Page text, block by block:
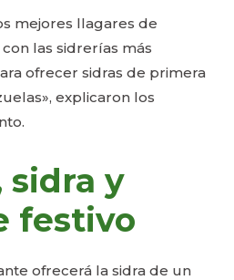
mejores llagares de
las sidrerías más
ofrecer sidras de primera
explicaron los
sidra y
festivo
ofrecerá la sidra de un